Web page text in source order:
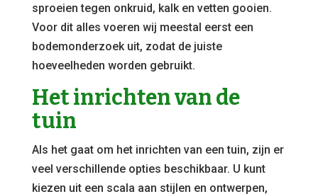
sproeien tegen onkruid, kalk en vetten gooien.
Voor dit alles voeren wij meestal eerst een
bodemonderzoek uit, zodat de juiste
hoeveelheden worden gebruikt.
Het inrichten van de
tuin
Als het gaat om het inrichten van een tuin, zijn er
veel verschillende opties beschikbaar. U kunt
kiezen uit een scala aan stijlen en ontwerpen,